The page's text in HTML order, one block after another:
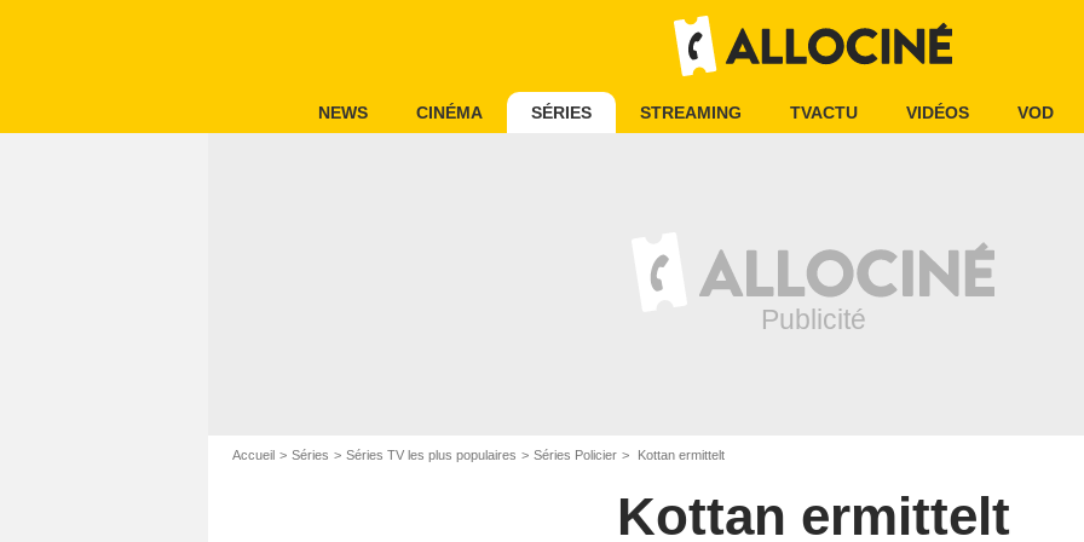
NEWS CINÉMA SÉRIES STREAMING TVACTU VIDÉOS VOD
Accueil Séries Séries TV les plus populaires Séries Policier Kottan ermittelt
Kottan ermittelt